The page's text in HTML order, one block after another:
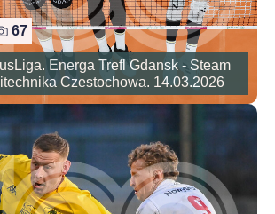
67
Energa Trefl Gdansk - Steam
Czestochowa. 14.03.2026